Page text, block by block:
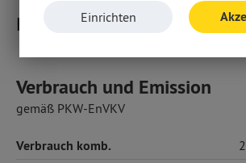
Ihre Angebots-Vorteile
Verbrauch und Emission
gemäß PKW-EnVKV
Verbrauch komb.
Einrichten